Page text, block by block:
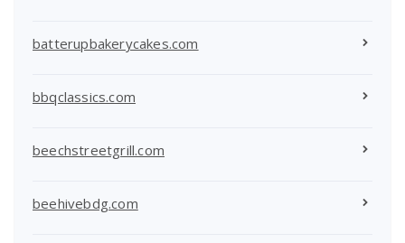
batterupbakerycakes.com
bbqclassics.com
beechstreetgrill.com
beehivebdg.com